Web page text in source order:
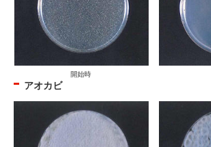
開始時
アオカビ